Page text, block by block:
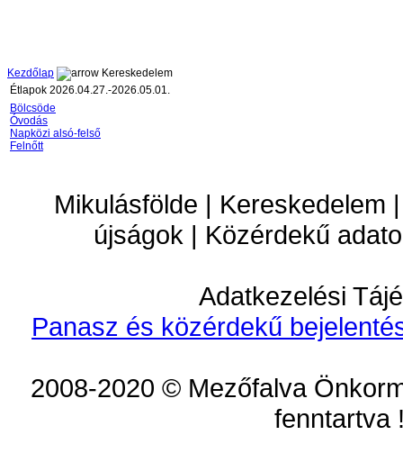
Kezdőlap
Kereskedelem
Étlapok 2026.04.27.-2026.05.01.
Bölcsöde
Óvodás
Napközi alsó-felső
Felnőtt
Mikulásfölde | Kereskedelem
újságok | Közérdekű
Adatkezelési
Panasz és közérdekű
2008-2020 © Mezőfalva
fenntartva